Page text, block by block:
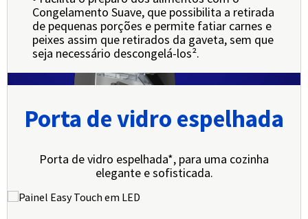
Congelamento Suave, que possibilita a retirada
de pequenas porções e permite fatiar carnes e
peixes assim que retirados da gaveta, sem que
seja necessário descongelá-los².
Porta de vidro espelhada
Porta de vidro espelhada*, para uma cozinha
elegante e sofisticada.